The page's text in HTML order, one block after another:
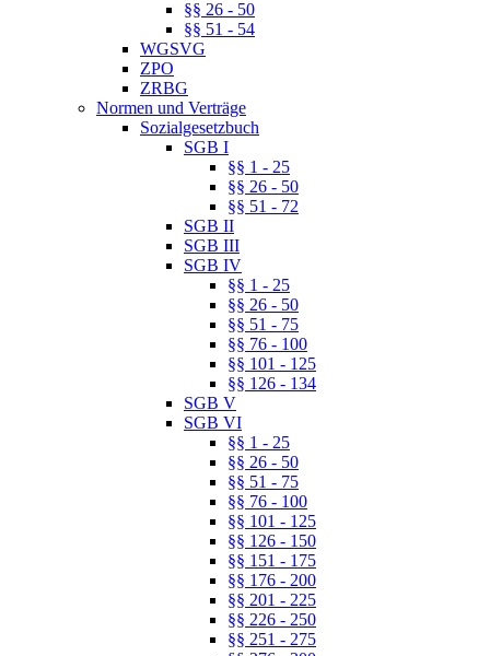
§§ 26 - 50
§§ 51 - 54
WGSVG
ZPO
ZRBG
Normen und Verträge
Sozialgesetzbuch
SGB I
§§ 1 - 25
§§ 26 - 50
§§ 51 - 72
SGB II
SGB III
SGB IV
§§ 1 - 25
§§ 26 - 50
§§ 51 - 75
§§ 76 - 100
§§ 101 - 125
§§ 126 - 134
SGB V
SGB VI
§§ 1 - 25
§§ 26 - 50
§§ 51 - 75
§§ 76 - 100
§§ 101 - 125
§§ 126 - 150
§§ 151 - 175
§§ 176 - 200
§§ 201 - 225
§§ 226 - 250
§§ 251 - 275